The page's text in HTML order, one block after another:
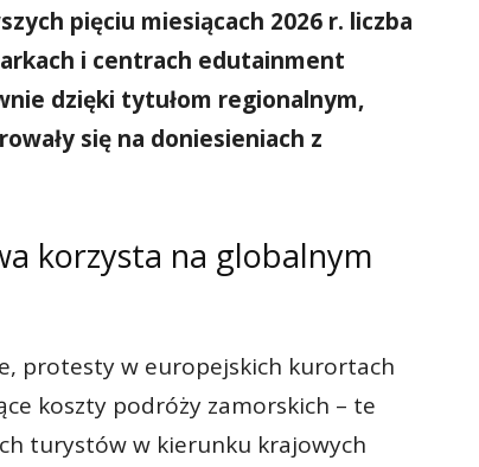
pięciu miesiącach 2026 r. liczba
i centrach edutainment
dzięki tytułom regionalnym,
się na doniesieniach z
korzysta na globalnym
protesty w europejskich kurortach
koszty podróży zamorskich – te
turystów w kierunku krajowych